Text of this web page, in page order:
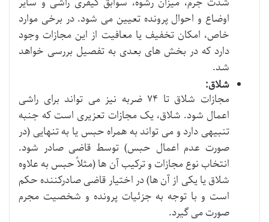
اوضاع و احوال پرونده تعیین می شود. در برخی موارد
خاص، امکان تخفیف یا معافیت از این مجازات وجود
دارد که در بخش های بعدی به تفصیل بررسی خواهد
شد.
شلاق:
مجازات شلاق تا ۷۴ ضربه نیز می تواند برای راشی
اعمال شود. شلاق، یک مجازات تعزیری است که جنبه
تنبیهی دارد و می تواند به همراه حبس یا به تنهایی (در
صورت عدم اعمال حبس) توسط قاضی صادر شود.
انتخاب نوع مجازات و ترکیب آن ها (مثلاً حبس به علاوه
شلاق یا یکی از آن ها) در اختیار قاضی صادرکننده حکم
است و با توجه به جزئیات پرونده و شخصیت مجرم
صورت می گیرد.